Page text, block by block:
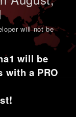
will not be
will be
with a PRO